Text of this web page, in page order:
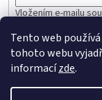
Tento web
tohoto webu
informacízde.
Vložením e-mailu
PŘIHLÁSIT SE